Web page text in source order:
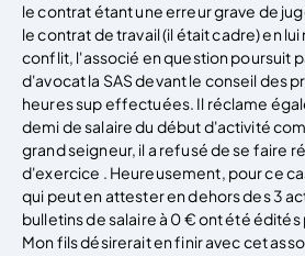
le contrat étant une erreur grave de
le contrat de travail (il était cadre) en
conflit, l'associé en question poursuit
d'avocat la SAS devant le conseil des
heures sup effectuées. Il réclame
demi de salaire du début d'activité
grand seigneur, il a refusé de se faire
d'exercice . Heureusement, pour ce
qui peut en attester en dehors des 3
bulletins de salaire à 0 € ont été
Mon fils désirerait en finir avec cet